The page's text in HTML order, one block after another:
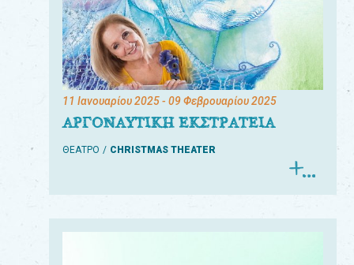
11 Ιανουαρίου 2025- 09 Φεβρουαρίου 2025
ΑΡΓΟΝΑΥΤΙΚΗ ΕΚΣΤΡΑΤΕΙΑ
ΘΕΑΤΡΟ CHRISTMAS THEATER